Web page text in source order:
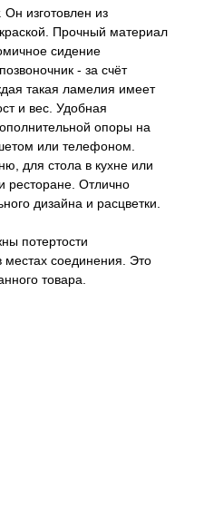
изготовлен из
Прочный материал
сидение
- за счёт
такая ламелия имеет
и вес. Удобная
опоры на
или телефоном.
для стола в кухне или
ресторане. Отлично
дизайна и расцветки.
потертости
соединения. Это
товара.